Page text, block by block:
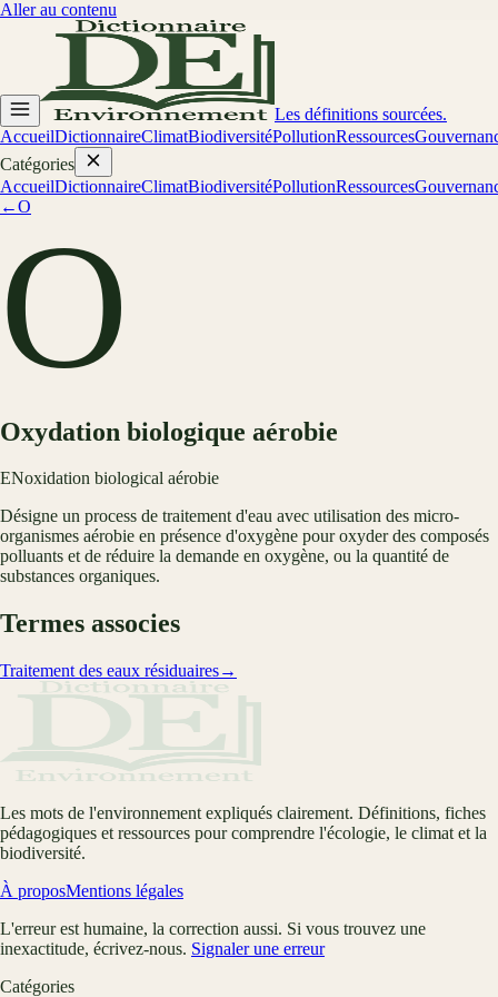
Aller au contenu
Les définitions sourcées.
AccueilDictionnaireClimatBiodiversitéPollutionRessources
Catégories
AccueilDictionnaireClimatBiodiversitéPollutionRessources
←O
O
Oxydation biologique aérobie
ENoxidation biological aérobie
Désigne un process de traitement d'eau avec utilisation des micro-
organismes aérobie en présence d'oxygène pour oxyder des composés
polluants et de réduire la demande en oxygène, ou la quantité de
substances organiques.
Termes associes
Traitement des eaux résiduaires→
Les mots de l'environnement expliqués clairement. Définitions, fiches
pédagogiques et ressources pour comprendre l'écologie, le climat et la
biodiversité.
À proposMentions légales
L'erreur est humaine, la correction aussi. Si vous trouvez une
inexactitude, écrivez-nous. Signaler une erreur
Catégories